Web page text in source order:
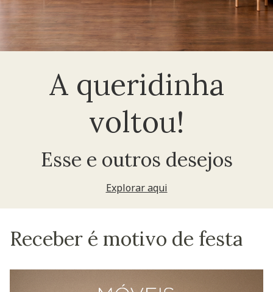
A queridinha
voltou!
Esse e outros desejos
Explorar aqui
Receber é motivo de festa